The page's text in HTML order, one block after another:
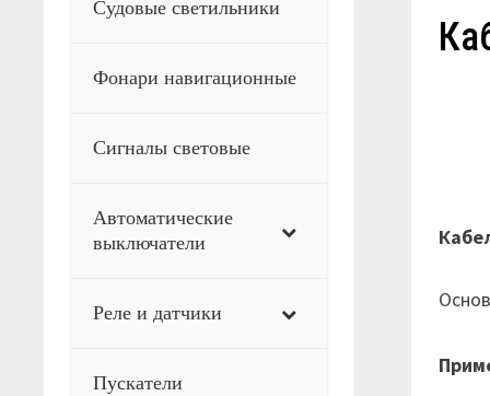
Судовые светильники
Фонари навигационные
Сигналы световые
Автоматические
выключатели
Реле и датчики
Пускатели